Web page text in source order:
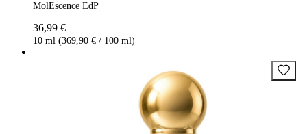
MolEscence EdP
36,99 €
10 ml (369,90 € / 100 ml)